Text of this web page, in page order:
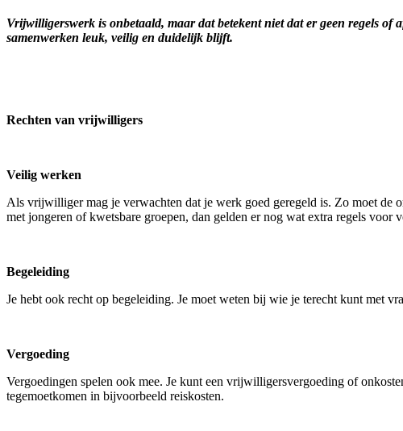
Vrijwilligerswerk is onbetaald, maar dat betekent niet dat er geen regels
samenwerken leuk, veilig en duidelijk blijft.
Rechten van vrijwilligers
Veilig werken
Als vrijwilliger mag je verwachten dat je werk goed geregeld is. Zo moet de
met jongeren of kwetsbare groepen, dan gelden er nog wat extra regels voor
Begeleiding
Je hebt ook recht op begeleiding. Je moet weten bij wie je terecht kunt met
Vergoeding
Vergoedingen spelen ook mee. Je kunt een vrijwilligersvergoeding of
tegemoetkomen in bijvoorbeeld reiskosten.